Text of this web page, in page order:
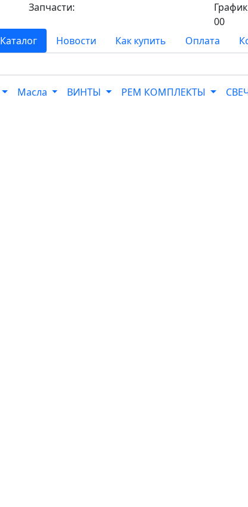
Запчасти:
00
Каталог Новости Как купить Оплата
Масла ВИНТЫ РЕМ КОМПЛЕКТЫ